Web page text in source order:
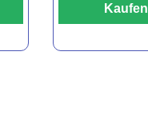
Kaufen